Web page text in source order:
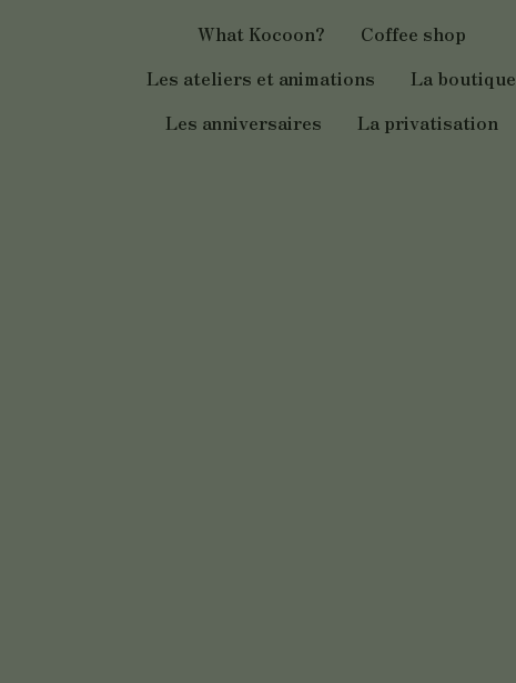
What Kocoon?
Coffee shop
Les ateliers et animations
La boutique
Les anniversaires
La privatisation